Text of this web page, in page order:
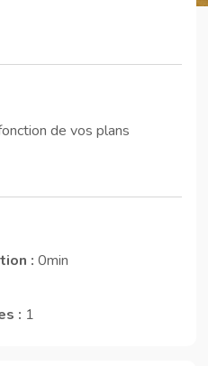
de vos plans
: 0min
: 1